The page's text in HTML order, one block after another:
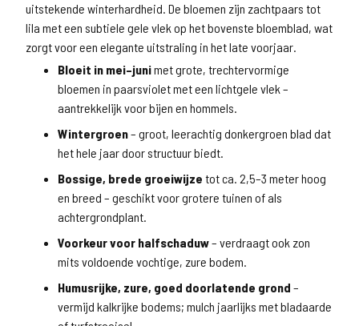
uitstekende winterhardheid. De bloemen zijn zachtpaars tot
lila met een subtiele gele vlek op het bovenste bloemblad, wat
zorgt voor een elegante uitstraling in het late voorjaar.
Bloeit in mei–junimet grote, trechtervormige
bloemen in paarsviolet met een lichtgele vlek –
aantrekkelijk voor bijen en hommels.
Wintergroen– groot, leerachtig donkergroen blad dat
het hele jaar door structuur biedt.
Bossige, brede groeiwijze tot ca. 2,5–3 meter hoog
en breed – geschikt voor grotere tuinen of als
achtergrondplant.
Voorkeur voor halfschaduw– verdraagt ook zon
mits voldoende vochtige, zure bodem.
Humusrijke, zure, goed doorlatende grond –
vermijd kalkrijke bodems; mulch jaarlijks met bladaarde